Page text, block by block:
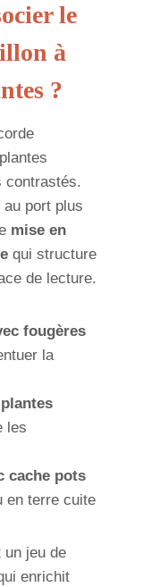
le
à
?
contrastés.
port plus
mise en
qui structure
de lecture.
fougères
la
les
cache pots
en terre cuite
un jeu de
enrichit